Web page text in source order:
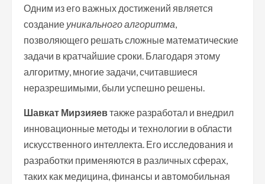
Одним из его важных достижений является
создание уникального алгоритма,
позволяющего решать сложные математические
задачи в кратчайшие сроки. Благодаря этому
алгоритму, многие задачи, считавшиеся
неразрешимыми, были успешно решены.
Шавкат Мирзияевтакже разработал и внедрил
инновационные методы и технологии в области
искусственного интеллекта. Его исследования и
разработки применяются в различных сферах,
таких как медицина, финансы и автомобильная